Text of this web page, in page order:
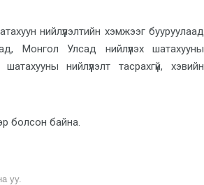
нийлүүлэлтийн хэмжээг бууруулаад
Монгол Улсад нийлүүлэх шатахууны
нийлүүлэлт тасрахгүй, хэвийн
болсон байна.
уу.